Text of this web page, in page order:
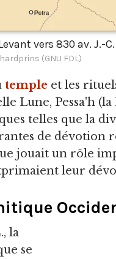
vers 830 av. J.-C.
(GNU FDL)
temple et les
Lune, Pessa'h
telles que la
de dévotion
jouait un rôle
leur
la
se